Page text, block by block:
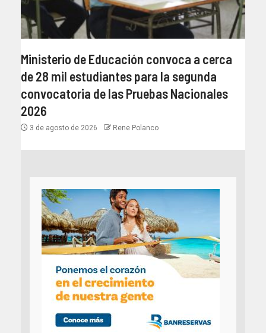
Ministerio de Educación convoca a cerca
de 28 mil estudiantes para la segunda
convocatoria de las Pruebas Nacionales
2026
3 de agosto de 2026 Rene Polanco